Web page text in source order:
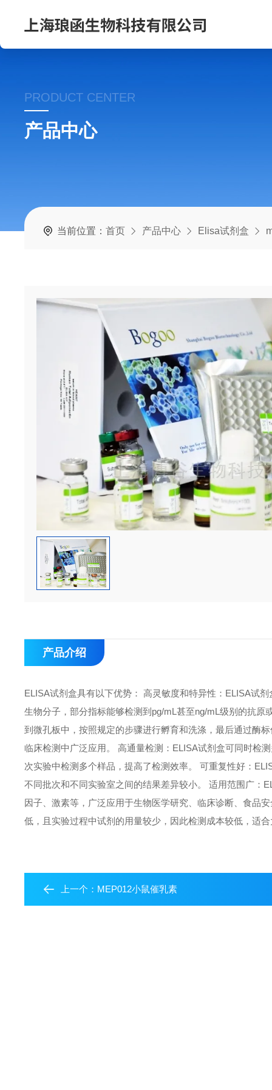
PRODUCT CENTER
产品中心
当前位置：首页 产品中心 Elisa试剂盒
产品介绍
ELISA试剂盒具有以下优势： 高灵敏度和特异性：ELISA试
生物分子，部分指标能够检测到pg/mL甚至ng/mL级别的抗
到微孔板中，按照规定的步骤进行孵育和洗涤，最后通过酶
临床检测中广泛应用。 高通量检测：ELISA试剂盒可同时检
次实验中检测多个样品，提高了检测效率。 可重复性好：
不同批次和不同实验室之间的结果差异较小。 适用范围广：
因子、激素等，广泛应用于生物医学研究、临床诊断、食品
低，且实验过程中试剂的用量较少，因此检测成本较低，适
上一个： MEP012小鼠催乳素